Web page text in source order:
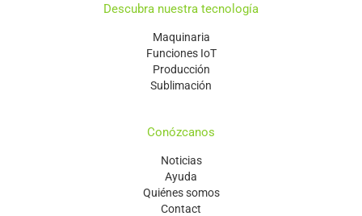
Descubra nuestra tecnología
Maquinaria
Funciones IoT
Producción
Sublimación
Conózcanos
Noticias
Ayuda
Quiénes somos
Contact